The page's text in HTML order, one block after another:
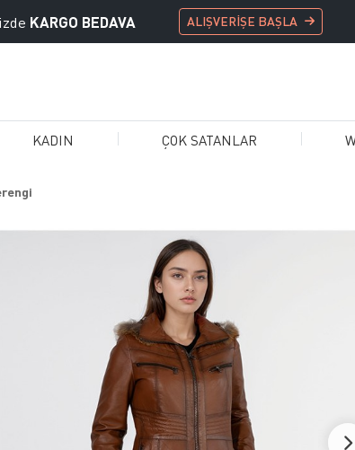
KARGO BEDAVA ALIŞVERİŞE BAŞLA
KADIN ÇOK SATANLAR